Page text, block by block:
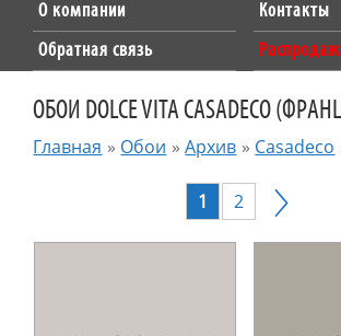
О компании
Контакты
Обратная связь
ОБОИ DOLCE VITA CASADECO
Главная » Обои »Архив » Casadeco
1 2